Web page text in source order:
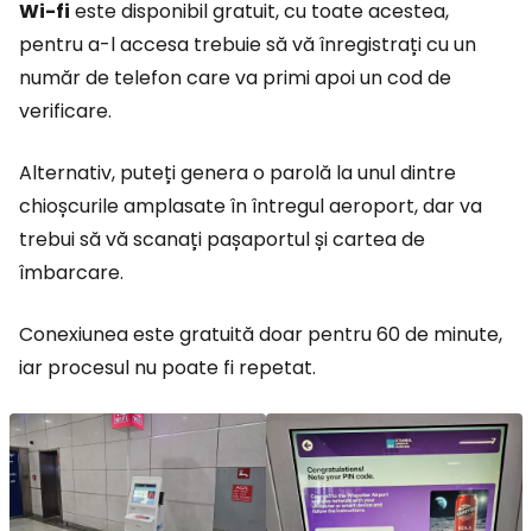
Wi-fi este disponibil gratuit, cu toate acestea,
pentru a-l accesa trebuie să vă înregistrați cu un
număr de telefon care va primi apoi un cod de
verificare.
Alternativ, puteți genera o parolă la unul dintre
chioșcurile amplasate în întregul aeroport, dar va
trebui să vă scanați pașaportul și cartea de
îmbarcare.
Conexiunea este gratuită doar pentru 60 de minute,
iar procesul nu poate fi repetat.